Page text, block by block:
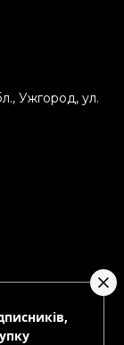
Ужгород, ул.